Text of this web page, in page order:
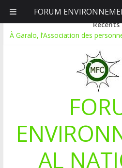
dimanche, août
Récents
À Garalo, l’Association des
APPEL A CANDIDATURE POUR UN
Le blogging au service de
Inondations : le Mali déclare l’état
Mali-Folkecenter Nyetaa initie 20
AL
FORUM